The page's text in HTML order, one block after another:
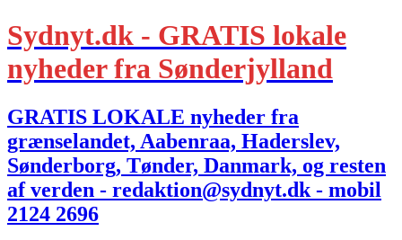
Sydnyt.dk - GRATIS lokale
nyheder fra Sønderjylland
GRATIS LOKALE nyheder fra
grænselandet, Aabenraa, Haderslev,
Sønderborg, Tønder, Danmark, og resten
af verden - redaktion@sydnyt.dk - mobil
2124 2696